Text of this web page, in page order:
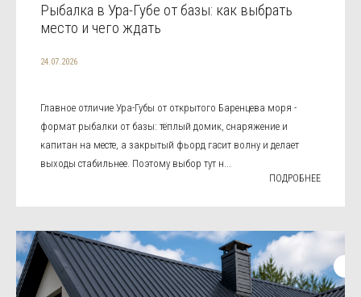
Рыбалка в Ура-Губе от базы: как выбрать
место и чего ждать
24.07.2026
Главное отличие Ура-Губы от открытого Баренцева моря -
формат рыбалки от базы: тёплый домик, снаряжение и
капитан на месте, а закрытый фьорд гасит волну и делает
выходы стабильнее. Поэтому выбор тут н...
ПОДРОБНЕЕ